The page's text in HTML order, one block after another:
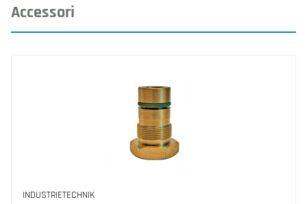
Accessori
INDUSTRIETECHNIK